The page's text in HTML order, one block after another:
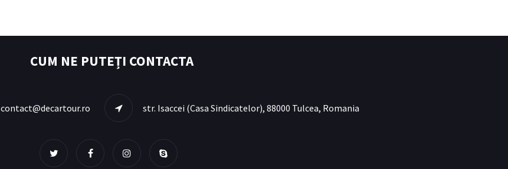
CUM NE PUTEȚI CONTACTA
contact@decartour.ro str. Isaccei (Casa Sindicatelor), 88000 Tulcea, Romania